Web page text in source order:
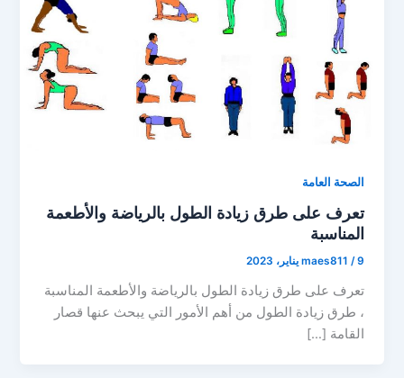
الصحة العامة
تعرف على طرق زيادة الطول بالرياضة والأطعمة
المناسبة
maes811 /9 يناير، 2023
تعرف على طرق زيادة الطول بالرياضة والأطعمة المناسبة
، طرق زيادة الطول من أهم الأمور التي يبحث عنها قصار
القامة […]